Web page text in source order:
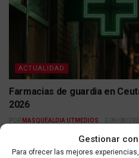
Gestionar
Para ofrecer las mejores
ACTUALIDAD
Farmacias de guardia en
2026
POR MASQUEALDIA UTMEDIOS 09/08/